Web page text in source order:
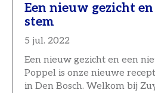
Een nieuw gezicht
stem
5 jul. 2022
Een nieuw gezicht en een
Poppel is onze nieuwe
in Den Bosch. Welkom bij